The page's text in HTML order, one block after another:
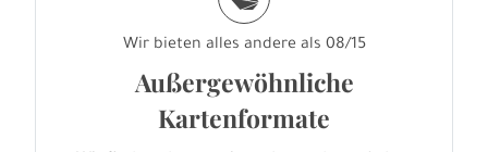
Wir bieten alles andere als 08/15
Außergewöhnliche
Kartenformate